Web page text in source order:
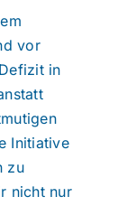
vor
in
Initiative
zu
nicht nur